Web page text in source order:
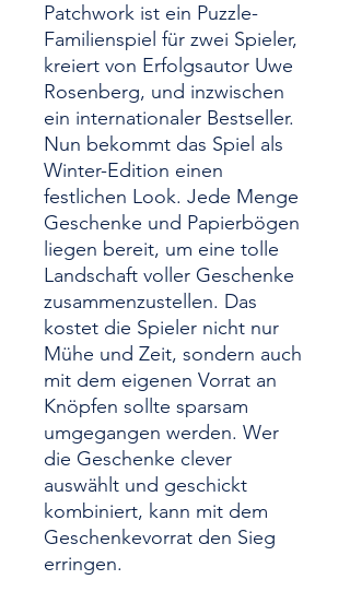
Patchwork ist ein Puzzle-
Familienspiel für zwei Spieler,
kreiert von Erfolgsautor Uwe
Rosenberg, und inzwischen
ein internationaler Bestseller.
Nun bekommt das Spiel als
Winter-Edition einen
festlichen Look. Jede Menge
Geschenke und Papierbögen
liegen bereit, um eine tolle
Landschaft voller Geschenke
zusammenzustellen. Das
kostet die Spieler nicht nur
Mühe und Zeit, sondern auch
mit dem eigenen Vorrat an
Knöpfen sollte sparsam
umgegangen werden. Wer
die Geschenke clever
auswählt und geschickt
kombiniert, kann mit dem
Geschenkevorrat den Sieg
erringen.